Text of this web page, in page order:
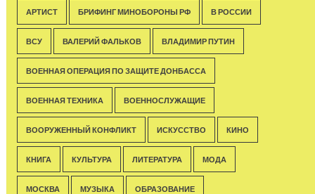
АРТИСТ БРИФИНГ МИНОБОРОНЫ РФ В РОССИИ
ВСУ ВАЛЕРИЙ ФАЛЬКОВ ВЛАДИМИР ПУТИН
ВОЕННАЯ ОПЕРАЦИЯ ПО ЗАЩИТЕ ДОНБАССА
ВОЕННАЯ ТЕХНИКА ВОЕННОСЛУЖАЩИЕ
ВООРУЖЕННЫЙ КОНФЛИКТ ИСКУССТВО КИНО
КНИГА КУЛЬТУРА ЛИТЕРАТУРА МОДА
МОСКВА МУЗЫКА ОБРАЗОВАНИЕ